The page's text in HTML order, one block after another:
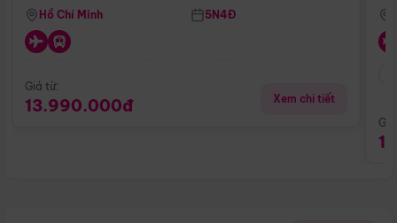
Singapore
Hồ Chí Minh 5N4Đ
Giá từ:
13.990.000đ Xem chi tiết